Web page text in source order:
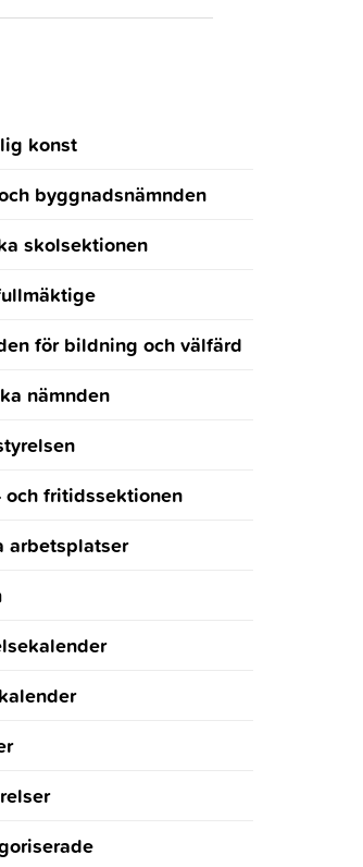
konst
byggnadsnämnden
skolsektionen
för bildning och välfärd
nämnden
och fritidssektionen
arbetsplatser